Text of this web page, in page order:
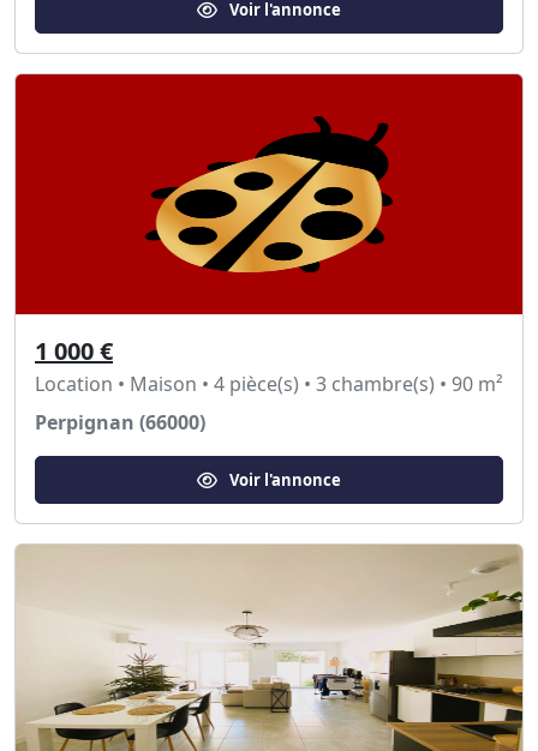
Voir l'annonce
1 000 €
Location • Maison • 4 pièce(s) • 3 chambre(s) • 90 m²
Perpignan (66000)
Voir l'annonce